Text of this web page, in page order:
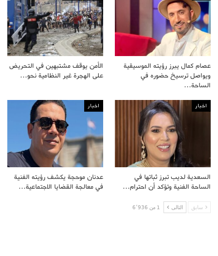
عصام كمال يبرز رؤيته الموسيقية
ويواصل ترسيخ حضوره في
الساحة…
الأمن يوقف مشتبهين في التحريض
على الهجرة غير النظامية نحو…
اخبار
السعدية لديب تبرز ثباتها في
الساحة الفنية وتؤكد أن احترام…
اخبار
عدنان موحجة يكشف رؤيته الفنية
في معالجة القضايا الاجتماعية…
سابق التالى 1 من 6٬936